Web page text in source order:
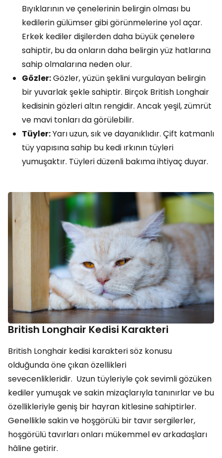
Bıyıklarının ve çenelerinin belirgin olması bu
kedilerin gülümser gibi görünmelerine yol açar.
Erkek kediler dişilerden daha büyük çenelere
sahiptir, bu da onların daha belirgin yüz hatlarına
sahip olmalarına neden olur.
Gözler:Gözler, yüzün şeklini vurgulayan belirgin
bir yuvarlak şekle sahiptir. Birçok British Longhair
kedisinin gözleri altın rengidir. Ancak yeşil, zümrüt
ve mavi tonları da görülebilir.
Tüyler:Yarı uzun, sık ve dayanıklıdır. Çift katmanlı
tüy yapısına sahip bu kedi ırkının tüyleri
yumuşaktır. Tüyleri düzenli bakıma ihtiyaç duyar.
British Longhair Kedisi Karakteri
British Longhair kedisi karakteri söz konusu
olduğunda öne çıkan özellikleri
sevecenlikleridir. Uzun tüyleriyle çok sevimli gözüken
kediler yumuşak ve sakin mizaçlarıyla tanınırlar ve bu
özellikleriyle geniş bir hayran kitlesine sahiptirler.
Genellikle sakin ve hoşgörülü bir tavır sergilerler,
hoşgörülü tavırları onları mükemmel ev arkadaşları
hâline getirir.